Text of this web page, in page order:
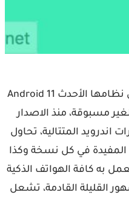
العملاقة الأمريكية جوجل تُطلق نظامها الأحدث Android 11
مسبوقة، منذ الاصدار
اندرويد المتتالية، تحاول
المفيدة في كل نسخة وكذا
١١ الذي ستعمل به كافة الهواتف الذكية
القليلة القادمة، تشعل